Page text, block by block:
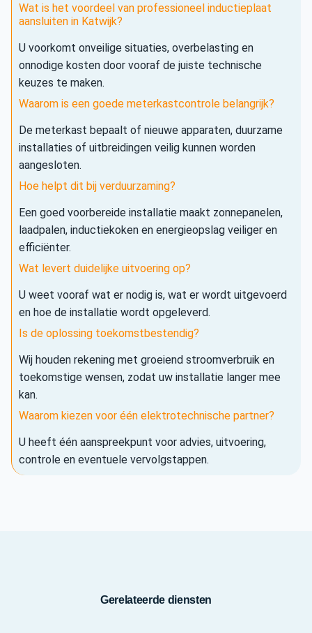
Wat is het voordeel van professioneel inductieplaat
aansluiten in Katwijk?
U voorkomt onveilige situaties, overbelasting en
onnodige kosten door vooraf de juiste technische
keuzes te maken.
Waarom is een goede meterkastcontrole belangrijk?
De meterkast bepaalt of nieuwe apparaten, duurzame
installaties of uitbreidingen veilig kunnen worden
aangesloten.
Hoe helpt dit bij verduurzaming?
Een goed voorbereide installatie maakt zonnepanelen,
laadpalen, inductiekoken en energieopslag veiliger en
efficiënter.
Wat levert duidelijke uitvoering op?
U weet vooraf wat er nodig is, wat er wordt uitgevoerd
en hoe de installatie wordt opgeleverd.
Is de oplossing toekomstbestendig?
Wij houden rekening met groeiend stroomverbruik en
toekomstige wensen, zodat uw installatie langer mee
kan.
Waarom kiezen voor één elektrotechnische partner?
U heeft één aanspreekpunt voor advies, uitvoering,
controle en eventuele vervolgstappen.
Gerelateerde diensten